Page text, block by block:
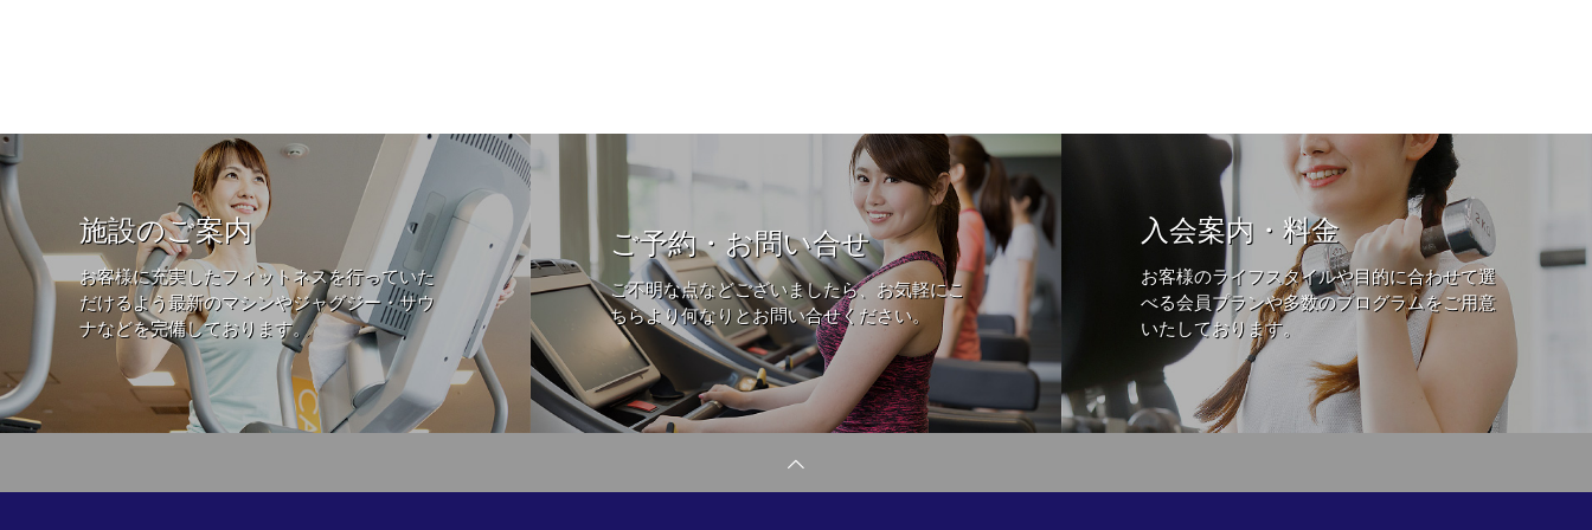
施設のご案内
お客様に充実したフィットネスを行っていた
だけるよう最新のマシンやジャグジー・サウ
ナなどを完備しております。
ご予約・お問い合せ
ご不明な点などございましたら、お気軽にこ
ちらより何なりとお問い合せください。
入会案内・料金
お客様のライフスタイルや目的に合わせて選
べる会員プランや多数のプログラムをご用意
いたしております。